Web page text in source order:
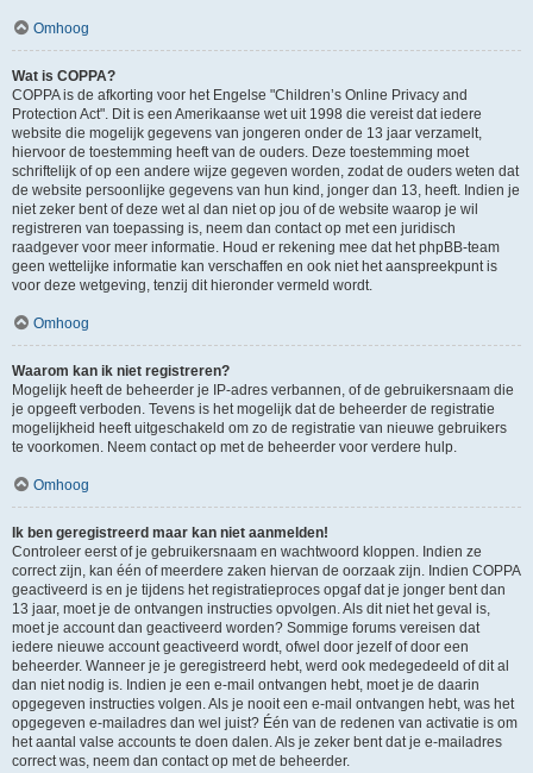
Omhoog
Wat is COPPA?
COPPA is de afkorting voor het Engelse "Children’s Online Privacy and
Protection Act". Dit is een Amerikaanse wet uit 1998 die vereist dat iedere
website die mogelijk gegevens van jongeren onder de 13 jaar verzamelt,
hiervoor de toestemming heeft van de ouders. Deze toestemming moet
schriftelijk of op een andere wijze gegeven worden, zodat de ouders weten dat
de website persoonlijke gegevens van hun kind, jonger dan 13, heeft. Indien je
niet zeker bent of deze wet al dan niet op jou of de website waarop je wil
registreren van toepassing is, neem dan contact op met een juridisch
raadgever voor meer informatie. Houd er rekening mee dat het phpBB-team
geen wettelijke informatie kan verschaffen en ook niet het aanspreekpunt is
voor deze wetgeving, tenzij dit hieronder vermeld wordt.
Omhoog
Waarom kan ik niet registreren?
Mogelijk heeft de beheerder je IP-adres verbannen, of de gebruikersnaam die
je opgeeft verboden. Tevens is het mogelijk dat de beheerder de registratie
mogelijkheid heeft uitgeschakeld om zo de registratie van nieuwe gebruikers
te voorkomen. Neem contact op met de beheerder voor verdere hulp.
Omhoog
Ik ben geregistreerd maar kan niet aanmelden!
Controleer eerst of je gebruikersnaam en wachtwoord kloppen. Indien ze
correct zijn, kan één of meerdere zaken hiervan de oorzaak zijn. Indien COPPA
geactiveerd is en je tijdens het registratieproces opgaf dat je jonger bent dan
13 jaar, moet je de ontvangen instructies opvolgen. Als dit niet het geval is,
moet je account dan geactiveerd worden? Sommige forums vereisen dat
iedere nieuwe account geactiveerd wordt, ofwel door jezelf of door een
beheerder. Wanneer je je geregistreerd hebt, werd ook medegedeeld of dit al
dan niet nodig is. Indien je een e-mail ontvangen hebt, moet je de daarin
opgegeven instructies volgen. Als je nooit een e-mail ontvangen hebt, was het
opgegeven e-mailadres dan wel juist? Één van de redenen van activatie is om
het aantal valse accounts te doen dalen. Als je zeker bent dat je e-mailadres
correct was, neem dan contact op met de beheerder.